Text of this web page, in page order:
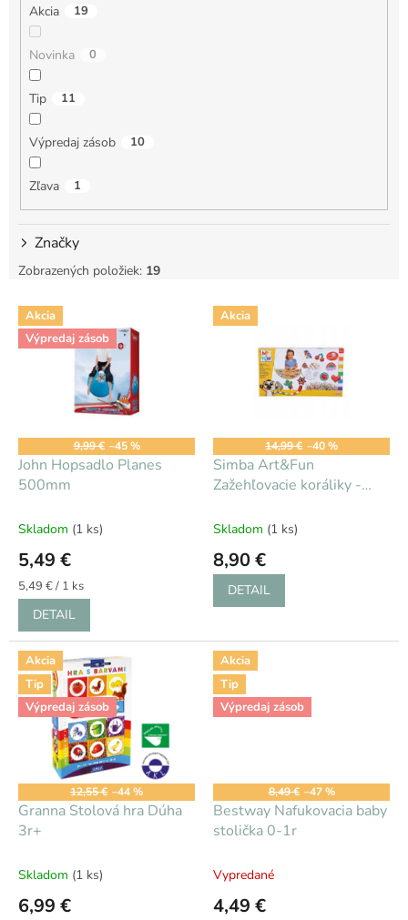
Akcia 19
Novinka 0
Tip 11
Výpredaj zásob 10
Zľava 1
Značky
Zobrazených položiek: 19
V
p
d
Akcia
Výpredaj zásob
9,99 € –45 %
John Hopsadlo Planes
500mm
Skladom (1 ks)
5,49 €
Jednotková
cena:
5,49 € / 1 ks
DETAIL
Akcia
14,99 € –40 %
Simba Art&Fun
Zažehľovacie koráliky -
Skladom (1 ks)
8,90 €
DETAIL
Akcia
Tip
Výpredaj zásob
12,55 € –44 %
Granna Stolová hra Dúha
3r+
Skladom (1 ks)
6,99 €
Akcia
Tip
Výpredaj zásob
8,49 € –47 %
Bestway Nafukovacia baby
stolička 0-1r
Vypredané
4,49 €